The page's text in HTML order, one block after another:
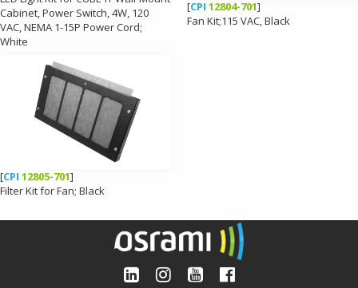
Cabinet, Power Switch, 4W, 120
VAC, NEMA 1-15P Power Cord;
White
[CPI 12804-701]
Fan Kit;115 VAC, Black
[CPI 12805-701]
Filter Kit for Fan; Black